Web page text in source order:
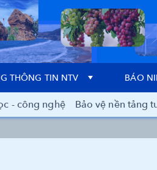
THÔNG TIN NTV BÁO
- công nghệ Bảo vệ nền tảng